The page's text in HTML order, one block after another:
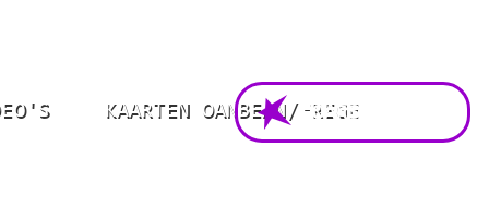
KAARTEN OANBEAN/FREGEFOARSTELLING